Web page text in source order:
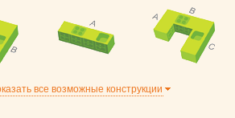
все возможные конструкции